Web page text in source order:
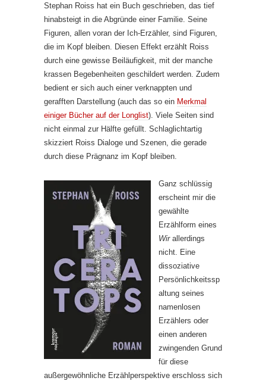
Stephan Roiss hat ein Buch geschrieben, das tief
hinabsteigt in die Abgründe einer Familie. Seine
Figuren, allen voran der Ich-Erzähler, sind Figuren,
die im Kopf bleiben. Diesen Effekt erzählt Roiss
durch eine gewisse Beiläufigkeit, mit der manche
krassen Begebenheiten geschildert werden. Zudem
bedient er sich auch einer verknappten und
gerafften Darstellung (auch das so ein Merkmal
einiger Bücher auf der Longlist). Viele Seiten sind
nicht einmal zur Hälfte gefüllt. Schlaglichtartig
skizziert Roiss Dialoge und Szenen, die gerade
durch diese Prägnanz im Kopf bleiben.
Ganz schlüssig
erscheint mir die
gewählte
Erzählform eines
Wir allerdings
nicht. Eine
dissoziative
Persönlichkeitssp
altung seines
namenlosen
Erzählers oder
einen anderen
zwingenden Grund
für diese
außergewöhnliche Erzählperspektive erschloss sich